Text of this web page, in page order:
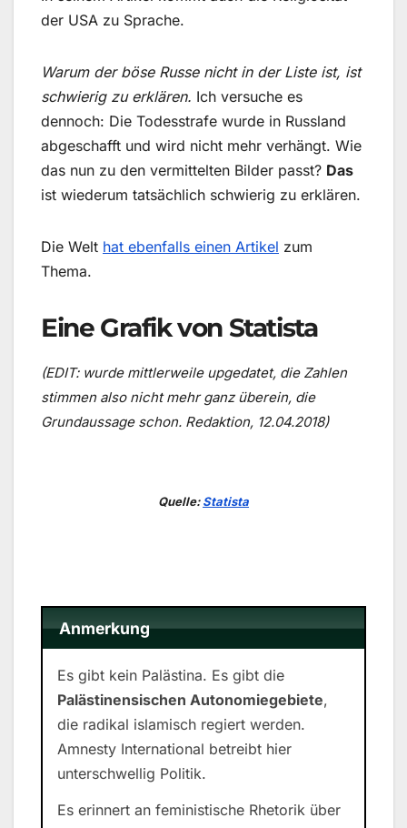
der USA zu Sprache.
Warum der böse Russe nicht in der Liste ist, ist
schwierig zu erklären. Ich versuche es
dennoch: Die Todesstrafe wurde in Russland
abgeschafft und wird nicht mehr verhängt. Wie
das nun zu den vermittelten Bilder passt? Das
ist wiederum tatsächlich schwierig zu erklären.
Die Welt hat ebenfalls einen Artikel zum
Thema.
Eine Grafik von Statista
(EDIT: wurde mittlerweile upgedatet, die Zahlen
stimmen also nicht mehr ganz überein, die
Grundaussage schon. Redaktion, 12.04.2018)
Quelle:Statista
Anmerkung
Es gibt kein Palästina. Es gibt die
Palästinensischen Autonomiegebiete,
die radikal islamisch regiert werden.
Amnesty International betreibt hier
unterschwellig Politik.
Es erinnert an feministische Rhetorik über